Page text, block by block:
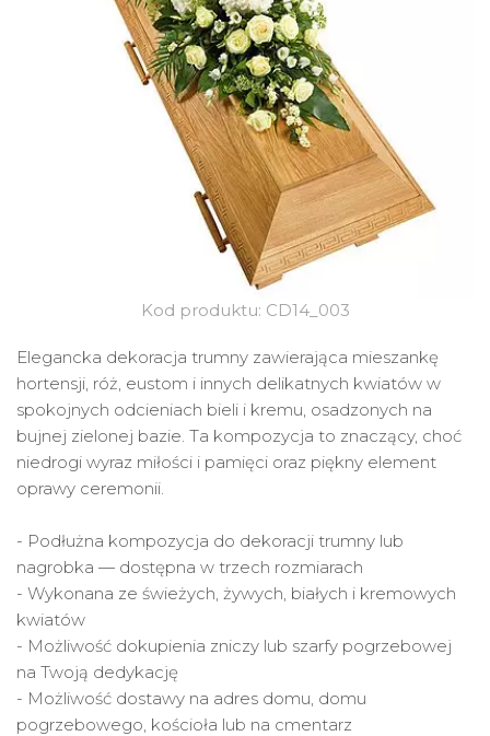
Kod produktu: CD14_003
Elegancka dekoracja trumny zawierająca mieszankę
hortensji, róż, eustom i innych delikatnych kwiatów w
spokojnych odcieniach bieli i kremu, osadzonych na
bujnej zielonej bazie. Ta kompozycja to znaczący, choć
niedrogi wyraz miłości i pamięci oraz piękny element
oprawy ceremonii.
- Podłużna kompozycja do dekoracji trumny lub
nagrobka — dostępna w trzech rozmiarach
- Wykonana ze świeżych, żywych, białych i kremowych
kwiatów
- Możliwość dokupienia zniczy lub szarfy pogrzebowej
na Twoją dedykację
- Możliwość dostawy na adres domu, domu
pogrzebowego, kościoła lub na cmentarz